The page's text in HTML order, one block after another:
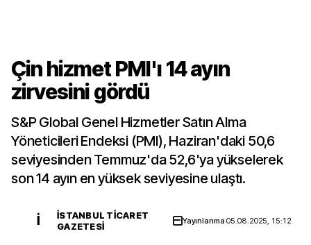
Çin hizmet PMI'ı 14 ayın
zirvesini gördü
S&P Global Genel Hizmetler Satın Alma
Yöneticileri Endeksi (PMI), Haziran'daki 50,6
seviyesinden Temmuz'da 52,6'ya yükselerek
son 14 ayın en yüksek seviyesine ulaştı.
İ
İSTANBUL TICARET
GAZETESI
Yayınlanma05.08.2025, 15:12